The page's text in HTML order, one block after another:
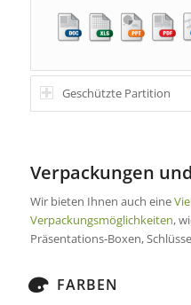
Geschützte Partition
Verpackungen
Wir bieten Ihnen auch eine
Verpackungsmöglichkeiten,
Präsentations-Boxen,
FARBEN